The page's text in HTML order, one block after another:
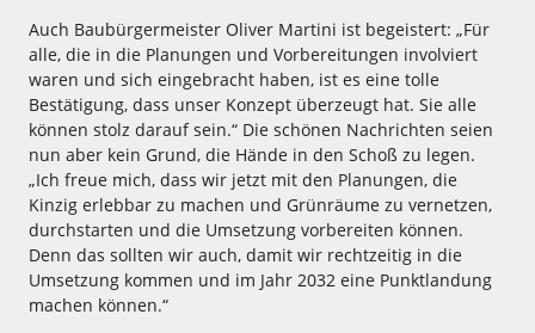
Auch Baubürgermeister Oliver Martini ist begeistert: „Für
alle, die in die Planungen und Vorbereitungen involviert
waren und sich eingebracht haben, ist es eine tolle
Bestätigung, dass unser Konzept überzeugt hat. Sie alle
können stolz darauf sein.“ Die schönen Nachrichten seien
nun aber kein Grund, die Hände in den Schoß zu legen.
„Ich freue mich, dass wir jetzt mit den Planungen, die
Kinzig erlebbar zu machen und Grünräume zu vernetzen,
durchstarten und die Umsetzung vorbereiten können.
Denn das sollten wir auch, damit wir rechtzeitig in die
Umsetzung kommen und im Jahr 2032 eine Punktlandung
machen können.“